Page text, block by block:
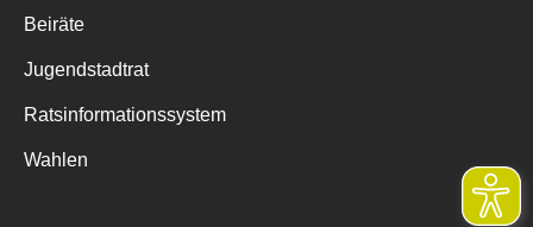
Beiräte
Jugendstadtrat
Ratsinformationssystem
Wahlen